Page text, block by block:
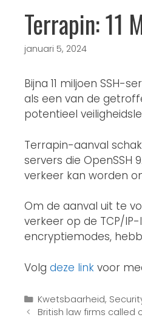
Terrapin: 11
januari 5, 2024
Bijna 11 miljoen
als een van de
potentieel
Terrapin-aanval
servers die
verkeer kan worden
Om de aanval uit te
verkeer op de TCP/
encryptiemodes,
Volg deze link voor
Kwetsbaarheid,
British law firms